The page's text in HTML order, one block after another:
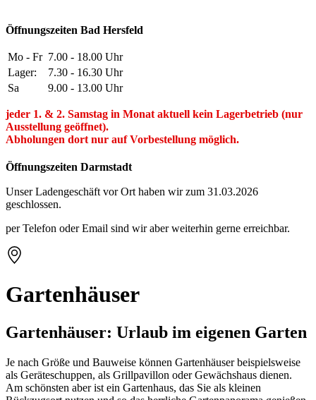
Öffnungszeiten Bad Hersfeld
Mo - Fr 7.00 - 18.00 Uhr
Lager:
7.30 - 16.30 Uhr
Sa
9.00 - 13.00 Uhr
jeder 1. & 2. Samstag in Monat aktuell kein Lagerbetrieb (nur
Ausstellung geöffnet).
Abholungen dort nur auf Vorbestellung möglich.
Öffnungszeiten Darmstadt
Unser Ladengeschäft vor Ort haben wir zum 31.03.2026
geschlossen.
per Telefon oder Email sind wir aber weiterhin gerne erreichbar.
Gartenhäuser
Gartenhäuser: Urlaub im eigenen Garten
Je nach Größe und Bauweise können Gartenhäuser beispielsweise
als Geräteschuppen, als Grillpavillon oder Gewächshaus dienen.
Am schönsten aber ist ein Gartenhaus, das Sie als kleinen